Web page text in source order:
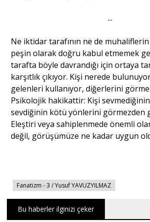
...
Ne iktidar tarafının ne de
peşin olarak doğru kabul etmemek
tarafta böyle davrandığı için ortaya
karşıtlık çıkıyor. Kişi nerede
gelenleri kullanıyor, diğerlerini
Psikolojik hakikattir: Kişi
sevdiğinin kötü yönlerini görmezden
Eleştiri veya sahiplenmede önemli
değil, görüşümüze ne kadar uygun
Fanatizm - 3 / Yusuf YAVUZYILMAZ
Bu haberler ilginizi çeker